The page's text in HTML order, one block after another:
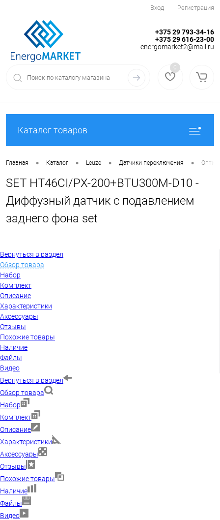
Вход Регистрация
+375 29 793-34-16
+375 29 616-23-00
energomarket2@mail.ru
0
Каталог товаров
Главная • Каталог • Leuze • Датчики переключения •
SET HT46CI/PX-200+BTU300M-D10 -
Диффузный датчик с подавлением
заднего фона set
Вернуться в раздел
Обзор товара
Набор
Комплект
Описание
Характеристики
Аксессуары
Отзывы
Похожие товары
Наличие
Файлы
Видео
Вернуться в раздел
Обзор товара
Набор
Комплект
Описание
Характеристики
Аксессуары
Отзывы
Похожие товары
Наличие
Файлы
Видео